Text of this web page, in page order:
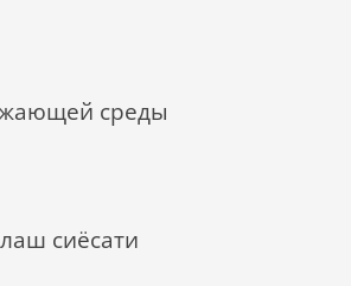
среды
сиёсати